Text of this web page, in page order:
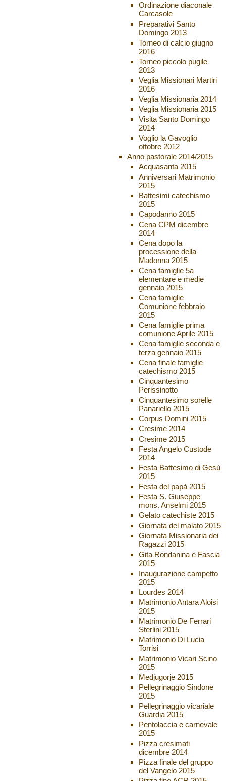
Ordinazione diaconale
Carcasole
Preparativi Santo
Domingo 2013
Torneo di calcio giugno
2016
Torneo piccolo pugile
2013
Veglia Missionari Martiri
2016
Veglia Missionaria 2014
Veglia Missionaria 2015
Visita Santo Domingo
2014
Voglio la Gavoglio
ottobre 2012
Anno pastorale 2014/2015
Acquasanta 2015
Anniversari Matrimonio
2015
Battesimi catechismo
2015
Capodanno 2015
Cena CPM dicembre
2014
Cena dopo la
processione della
Madonna 2015
Cena famiglie 5a
elementare e medie
gennaio 2015
Cena famiglie
Comunione febbraio
2015
Cena famiglie prima
comunione Aprile 2015
Cena famiglie seconda e
terza gennaio 2015
Cena finale famiglie
catechismo 2015
Cinquantesimo
Perissinotto
Cinquantesimo sorelle
Panariello 2015
Corpus Domini 2015
Cresime 2014
Cresime 2015
Festa Angelo Custode
2014
Festa Battesimo di Gesù
2015
Festa del papà 2015
Festa S. Giuseppe
mons. Anselmi 2015
Gelato catechiste 2015
Giornata del malato 2015
Giornata Missionaria dei
Ragazzi 2015
Gita Rondanina e Fascia
2015
Inaugurazione campetto
2015
Lourdes 2014
Matrimonio Antara Aloisi
2015
Matrimonio De Ferrari
Sterlini 2015
Matrimonio Di Lucia
Torrisi
Matrimonio Vicari Scino
2015
Medjugorje 2015
Pellegrinaggio Sindone
2015
Pellegrinaggio vicariale
Guardia 2015
Pentolaccia e carnevale
2015
Pizza cresimati
dicembre 2014
Pizza finale del gruppo
del Vangelo 2015